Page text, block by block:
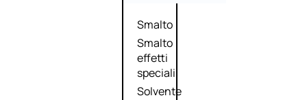
Smalto
Smalto
effetti
speciali
Solvente